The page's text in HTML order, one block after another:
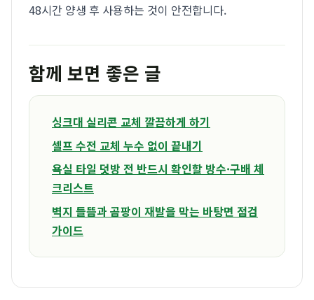
48시간 양생 후 사용하는 것이 안전합니다.
함께 보면 좋은 글
싱크대 실리콘 교체 깔끔하게 하기
셀프 수전 교체 누수 없이 끝내기
욕실 타일 덧방 전 반드시 확인할 방수·구배 체
크리스트
벽지 들뜸과 곰팡이 재발을 막는 바탕면 점검
가이드